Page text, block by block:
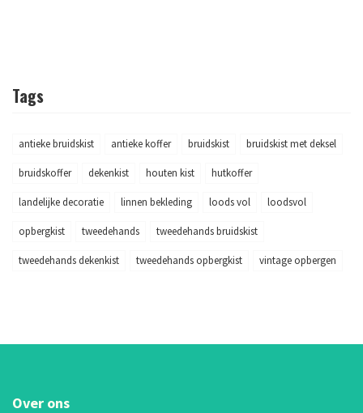
Tags
antieke bruidskist antieke koffer bruidskist bruidskist met deksel
bruidskoffer dekenkist houten kist hutkoffer
landelijke decoratie linnen bekleding loods vol loodsvol
opbergkist tweedehands tweedehands bruidskist
tweedehands dekenkist tweedehands opbergkist vintage opbergen
Over ons